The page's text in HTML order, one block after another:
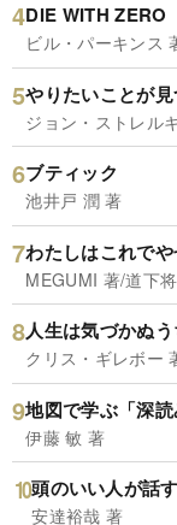
DIE WITH
ビル・パーキンス
やりたいことが
ジョン・ストレル
ブティック
池井戸 潤 著
わたしはこれで
MEGUMI 著/道下
人生は気づかぬう
クリス・ギレボー
地図で学ぶ「深
伊藤 敏 著
頭のいい人が話
安達裕哉 著